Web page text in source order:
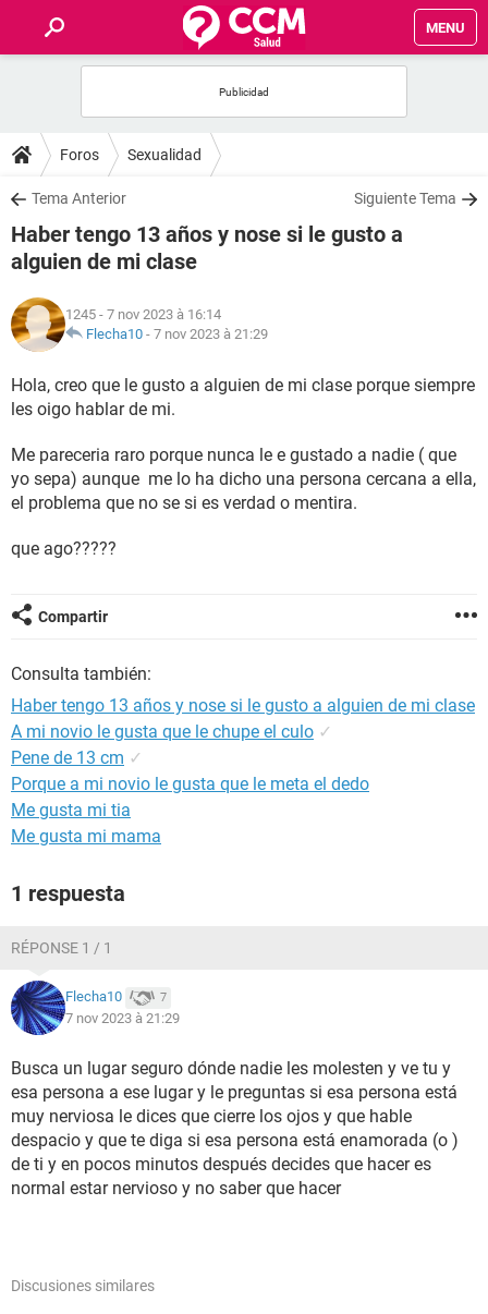
MENU
FORUMS
SALUD
FAMILIA
NUTRICIÓN
SEXUALIDAD
GLOSARIO
Foros Sexualidad
Tema Anterior Siguiente Tema
Haber tengo 13 años y nose si le gusto a
alguien de mi clase
1245 - 7 nov 2023 à 16:14
Flecha10 - 7 nov 2023 à 21:29
Hola, creo que le gusto a alguien de mi clase porque siempre
les oigo hablar de mi.
Me pareceria raro porque nunca le e gustado a nadie ( que
yo sepa) aunque me lo ha dicho una persona cercana a ella,
el problema que no se si es verdad o mentira.
que ago?????
Compartir
Consulta también:
Haber tengo 13 años y nose si le gusto a alguien de mi clase
A mi novio le gusta que le chupe el culo ✓
Pene de 13 cm ✓
Porque a mi novio le gusta que le meta el dedo
Me gusta mi tia
Me gusta mi mama
1 respuesta
RÉPONSE 1 / 1
Flecha10 7
7 nov 2023 à 21:29
Busca un lugar seguro dónde nadie les molesten y ve tu y
esa persona a ese lugar y le preguntas si esa persona está
muy nerviosa le dices que cierre los ojos y que hable
despacio y que te diga si esa persona está enamorada (o )
de ti y en pocos minutos después decides que hacer es
normal estar nervioso y no saber que hacer
Discusiones similares